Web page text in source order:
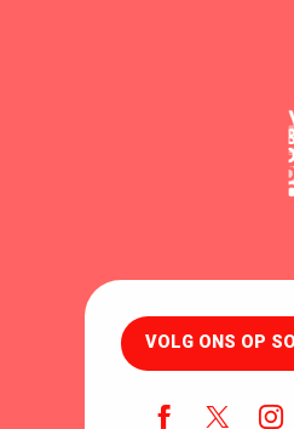
VOLG ONS OP